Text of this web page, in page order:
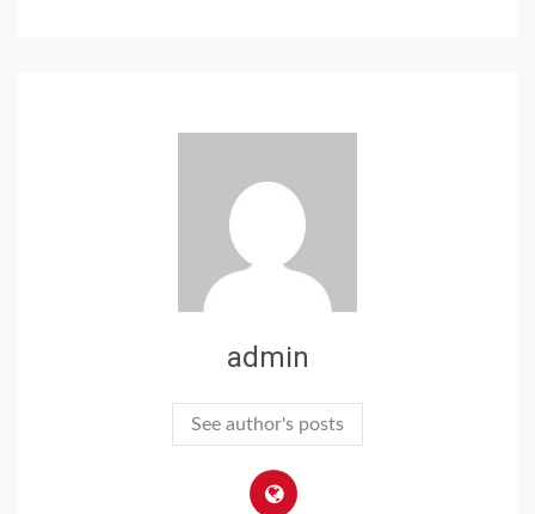
admin
See author's posts